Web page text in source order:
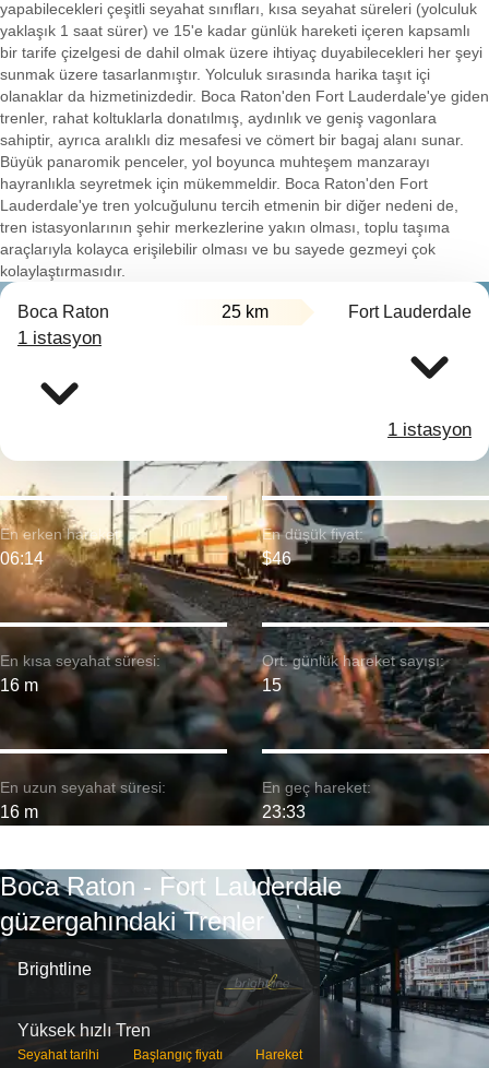
yapabilecekleri çeşitli seyahat sınıfları, kısa seyahat süreleri (yolculuk
yaklaşık 1 saat sürer) ve 15'e kadar günlük hareketi içeren kapsamlı
bir tarife çizelgesi de dahil olmak üzere ihtiyaç duyabilecekleri her şeyi
sunmak üzere tasarlanmıştır. Yolculuk sırasında harika taşıt içi
olanaklar da hizmetinizdedir. Boca Raton'den Fort Lauderdale'ye giden
trenler, rahat koltuklarla donatılmış, aydınlık ve geniş vagonlara
sahiptir, ayrıca aralıklı diz mesafesi ve cömert bir bagaj alanı sunar.
Büyük panaromik penceler, yol boyunca muhteşem manzarayı
hayranlıkla seyretmek için mükemmeldir. Boca Raton'den Fort
Lauderdale'ye tren yolcuğulunu tercih etmenin bir diğer nedeni de,
tren istasyonlarının şehir merkezlerine yakın olması, toplu taşıma
araçlarıyla kolayca erişilebilir olması ve bu sayede gezmeyi çok
kolaylaştırmasıdır.
Boca Raton 25 km Fort Lauderdale
1 istasyon
1 istasyon
En kısa seyahat süresi:
16 m
En erken hareket:
06:14
En uzun seyahat süresi:
16 m
En düşük fiyat:
$46
Ort. günlük hareket sayısı:
15
En geç hareket:
23:33
Boca Raton - Fort Lauderdale
güzergahındaki Trenler
Brightline
Yüksek hızlı Tren
Seyahat tarihi Başlangıç ​​fiyatı Hareket